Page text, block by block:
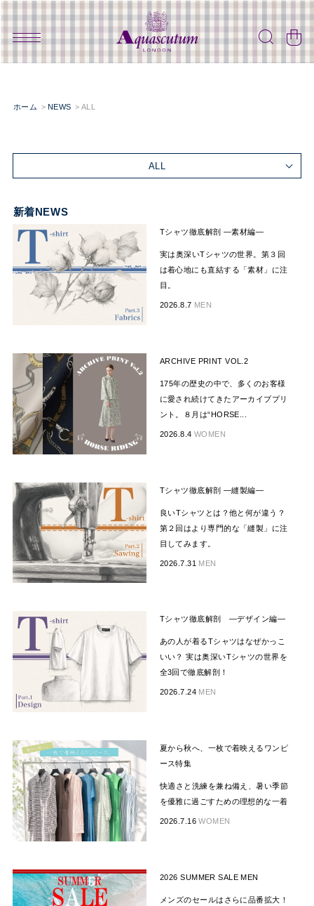
ホーム NEWS ALL
ALL
新着NEWS
Tシャツ徹底解剖 —素材編―
実は奥深いTシャツの世界。第３回
は着心地にも直結する「素材」に注
目。
2026.8.7 MEN
ARCHIVE PRINT VOL.2
175年の歴史の中で、多くのお客様
に愛され続けてきたアーカイブプリ
ント。８月は“HORSE...
2026.8.4 WOMEN
Tシャツ徹底解剖 —縫製編―
良いTシャツとは？他と何が違う？
第２回はより専門的な「縫製」に注
目してみます。
2026.7.31 MEN
Tシャツ徹底解剖 —デザイン編―
あの人が着るTシャツはなぜかっこ
いい？ 実は奥深いTシャツの世界を
全3回で徹底解剖！
2026.7.24 MEN
夏から秋へ、一枚で着映えるワンピ
ース特集
快適さと洗練を兼ね備え、暑い季節
を優雅に過ごすための理想的な一着
2026.7.16WOMEN
2026 SUMMER SALE MEN
メンズのセールはさらに品番拡大！